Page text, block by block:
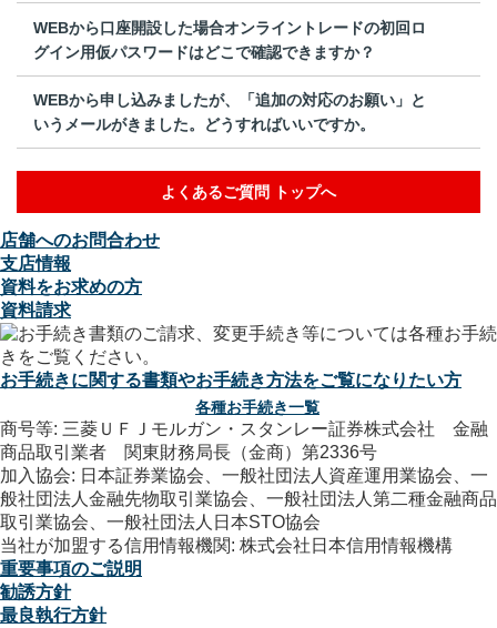
WEBから口座開設した場合オンライントレードの初回ロ
グイン用仮パスワードはどこで確認できますか？
WEBから申し込みましたが、「追加の対応のお願い」と
いうメールがきました。どうすればいいですか。
よくあるご質問 トップへ
店舗へのお問合わせ
支店情報
資料をお求めの方
資料請求
お手続きに関する書類やお手続き方法をご覧になりたい方
各種お手続き一覧
商号等: 三菱ＵＦＪモルガン・スタンレー証券株式会社 金融
商品取引業者 関東財務局長（金商）第2336号
加入協会: 日本証券業協会、一般社団法人資産運用業協会、一
般社団法人金融先物取引業協会、一般社団法人第二種金融商品
取引業協会、一般社団法人日本STO協会
当社が加盟する信用情報機関: 株式会社日本信用情報機構
重要事項のご説明
勧誘方針
最良執行方針